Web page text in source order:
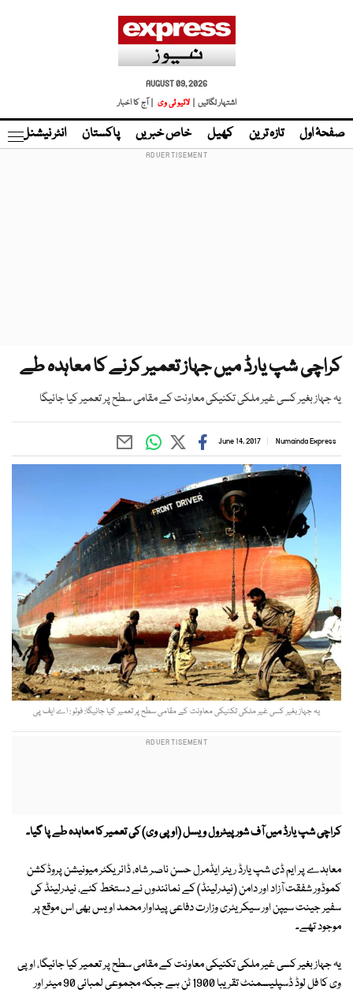
AUGUST 09, 2026
اشتہار لگائیں |
لائیو ٹی وی | آج کا اخبار
صفحۂ اول تازہ ترین کھیل خاص خبریں پاکستان انٹر نیشنل
کراچی شپ یارڈ میں جہاز تعمیر کرنے کا معاہدہ طے
یہ جہاز بغیر کسی غیر ملکی تکنیکی معاونت کے مقامی سطح پر تعمیر کیا جائیگا
Numainda Express
June 14, 2017
یہ جہاز بغیر کسی غیر ملکی تکنیکی معاونت کے مقامی سطح پر تعمیر کیا جائیگا: فوٹو : اے ایف پی
کراچی شپ یارڈ میں آف شور پیٹرول ویسل (او پی وی) کی تعمیر کا معاہدہ طے پا گیا۔
معاہدے پر ایم ڈی شپ یارڈ ریئر ایڈمرل حسن ناصر شاہ، ڈائریکٹر میونیشن پروڈکشن
کموڈور شفقت آزاد اور دامن (نیدرلینڈ) کے نمائندوں نے دستخط کئے، نیدرلینڈ کی
سفیر جینت سیپن اور سیکریٹری وزارت دفاعی پیداوار محمد اویس بھی اس موقع پر
موجود تھے۔
یہ جہاز بغیر کسی غیر ملکی تکنیکی معاونت کے مقامی سطح پر تعمیر کیا جائیگا، او پی
وی کا فل لوڈ ڈسپلیسمنٹ تقریبا 1900 ٹن ہے جبکہ مجموعی لمبائی 90 میٹر اور